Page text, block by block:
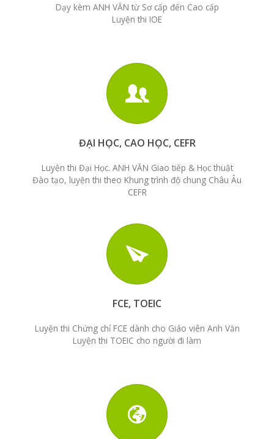
Dạy kèm ANH VĂN từ Sơ cấp đến Cao cấp
Luyện thi IOE
ĐẠI HỌC, CAO HỌC, CEFR
Luyện thi Đại Học. ANH VĂN Giao tiếp & Học thuật
Đào tạo, luyện thi theo Khung trình độ chung Châu Âu
CEFR
FCE, TOEIC
Luyện thi Chứng chỉ FCE dành cho Giáo viên Anh Văn
Luyện thi TOEIC cho người đi làm